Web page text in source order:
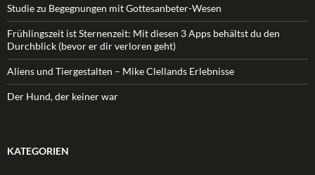
Studie zu Begegnungen mit Gottesanbeter-Wesen
Frühlingszeit ist Sternenzeit: Mit diesen 3 Apps behältst du den
Durchblick (bevor er dir verloren geht)
Aliens und Tiergestalten – Mike Clellands Erlebnisse
Der Hund, der keiner war
KATEGORIEN